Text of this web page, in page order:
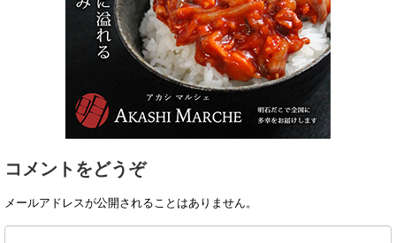
コメントをどうぞ
メールアドレスが公開されることはありません。